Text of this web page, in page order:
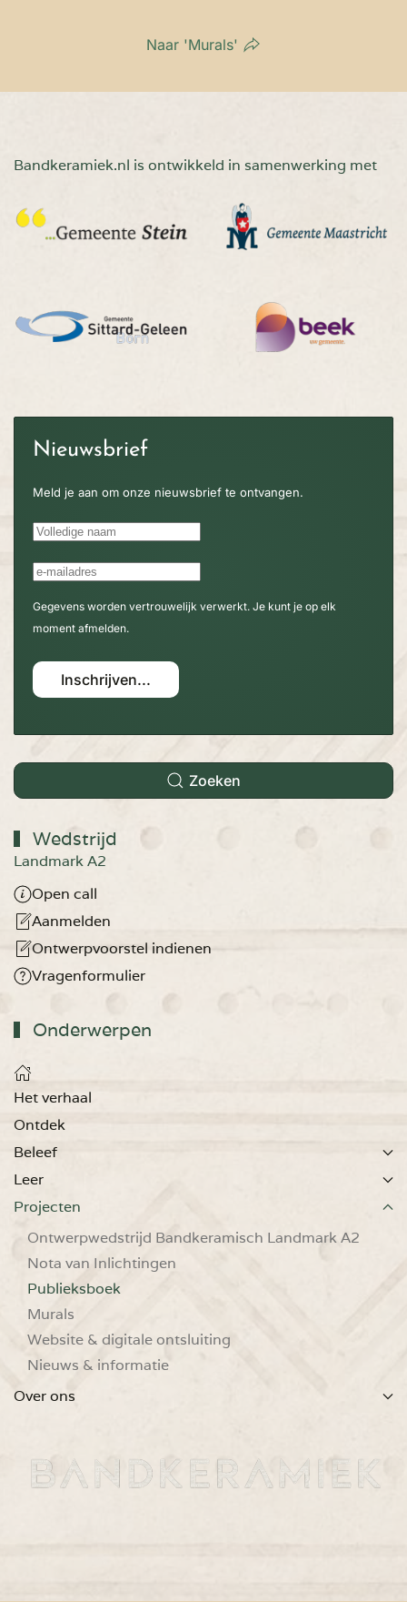
Naar 'Murals'
Bandkeramiek.nl is ontwikkeld in samenwerking met
Nieuwsbrief
Meld je aan om onze nieuwsbrief te ontvangen.
Gegevens worden vertrouwelijk verwerkt. Je kunt je op elk
moment afmelden.
Inschrijven...
Zoeken
Wedstrijd
Landmark A2
Open call
Aanmelden
Ontwerpvoorstel indienen
Vragenformulier
Onderwerpen
Het verhaal
Ontdek
Beleef
Leer
Projecten
Ontwerpwedstrijd Bandkeramisch Landmark A2
Nota van Inlichtingen
Publieksboek
Murals
Website & digitale ontsluiting
Nieuws & informatie
Over ons